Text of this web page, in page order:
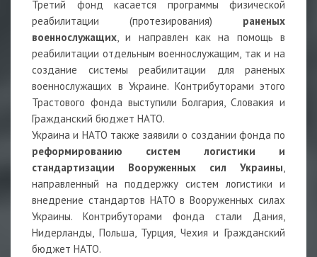
Третий фонд касается программы физической
реабилитации (протезирования) раненых
военнослужащих, и направлен как на помощь в
реабилитации отдельным военнослужащим, так и на
создание системы реабилитации для раненых
военнослужащих в Украине. Контрибуторами этого
Трастового фонда выступили Болгария, Словакия и
Гражданский бюджет НАТО.
Украина и НАТО также заявили о создании фонда по
реформированию систем логистики и
стандартизации Вооруженных сил Украины,
направленный на поддержку систем логистики и
внедрение стандартов НАТО в Вооруженных силах
Украины. Контрибуторами фонда стали Дания,
Нидерланды, Польша, Турция, Чехия и Гражданский
бюджет НАТО.